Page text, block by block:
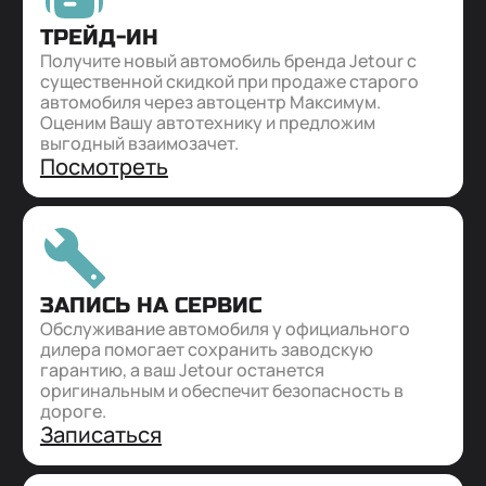
ТРЕЙД-ИН
Получите новый автомобиль бренда Jetour с
существенной скидкой при продаже старого
автомобиля через автоцентр Максимум.
Оценим Вашу автотехнику и предложим
выгодный взаимозачет.
Посмотреть
ЗАПИСЬ НА СЕРВИС
Обслуживание автомобиля у официального
дилера помогает сохранить заводскую
гарантию, а ваш Jetour останется
оригинальным и обеспечит безопасность в
дороге.
Записаться